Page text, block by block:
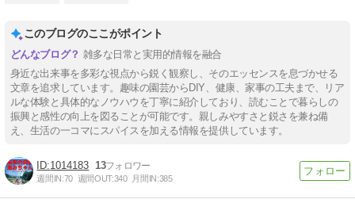
このブログのここがポイント
雑多な日常と実用的情報を融合
身近な出来事を多彩な視点から鋭く観察し、そのエッセンスを息づかせる
文章を追求しています。趣味の園芸からDIY、健康、家事の工夫まで、リア
ルな体験と具体的なノウハウを丁寧に紹介しており、読むことで暮らしの
振興と感性の向上を図ることが可能です。親しみやすさと鋭さを兼ね備
え、生活の一コマにスパイスを加える情報を提供しています。
1014183 13
週間IN:70 週間OUT:340 月間IN:385